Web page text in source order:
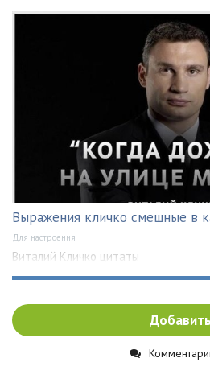
Выражения кличко смешные в
Для настроения
Виталий Кличко цитаты
Добавить